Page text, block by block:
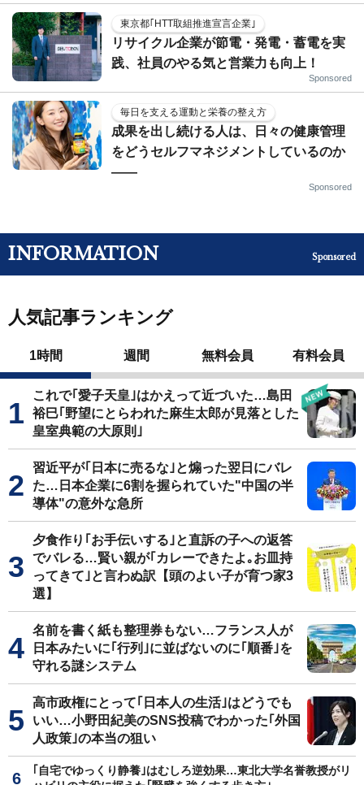
東京都｢HTT取組推進宣言企業｣
リサイクル企業が節電・発電・蓄電を実
践、社員のやる気と営業力も向上！
Sponsored
毎日を支える運動と栄養の整え方
成果を出し続ける人は、日々の健康管理
をどうセルフマネジメントしているのか
——
Sponsored
INFORMATION Sponsored
人気記事ランキング
1時間 週間 無料会員 有料会員
これで｢愛子天皇｣はかえって近づいた…島田
裕巳｢野望にとらわれた麻生太郎が見落とした
皇室典範の大原則｣
習近平が｢日本に売るな｣と煽った翌日にバレ
た…日本企業に6割を握られていた"中国の半
導体"の意外な急所
夕食作り｢お手伝いする｣と直訴の子への返答
でバレる…賢い親が｢カレーできたよ｡お皿持
ってきて｣と言わぬ訳【頭のよい子が育つ家3
選】
名前を書く紙も整理券もない…フランス人が
日本みたいに｢行列｣に並ばないのに｢順番｣を
守れる謎システム
高市政権にとって｢日本人の生活｣はどうでも
いい…小野田紀美のSNS投稿でわかった｢外国
人政策｣の本当の狙い
｢自宅でゆっくり静養｣はむしろ逆効果…東北大学名誉教授がリ